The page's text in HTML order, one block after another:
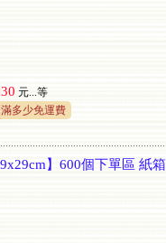
元...等
多少免運費
】600個下單區 紙箱